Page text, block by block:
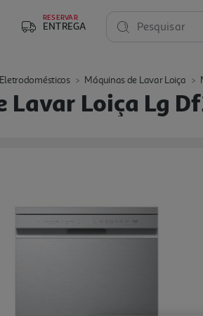
RESERVAR
ENTREGA Pesquisar
Máquinas de Lavar Loiça
Lavar Loiça Lg